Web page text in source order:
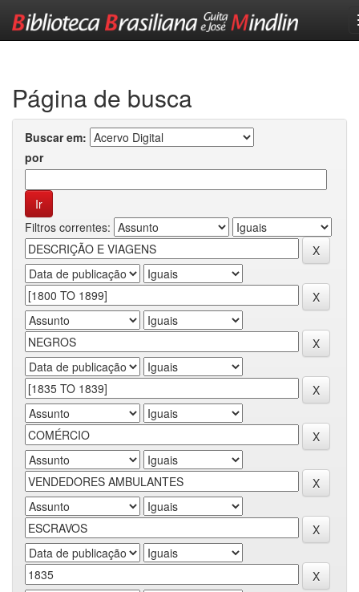
Página de busca
Buscar em:
por
Filtros correntes: